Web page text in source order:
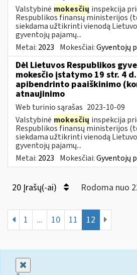
Valstybinė mokesčių inspekcija
Respublikos finansų ministerijos
siekdama užtikrinti vienodą
gyventojų pajamų...
Metai: 2023 Mokesčiai:Gyventojų
Dėl Lietuvos Respublikos
mokesčio įstatymo 19 str. 4
apibendrinto paaiškinimo
atnaujinimo
Web turinio sąrašas 2023-10-09
Valstybinė mokesčių inspekcija
Respublikos finansų ministerijos
siekdama užtikrinti vienodą
gyventojų pajamų...
Metai: 2023 Mokesčiai:Gyventojų
20 Įrašų(-ai) Rodoma nuo
1 ... 10 11 12